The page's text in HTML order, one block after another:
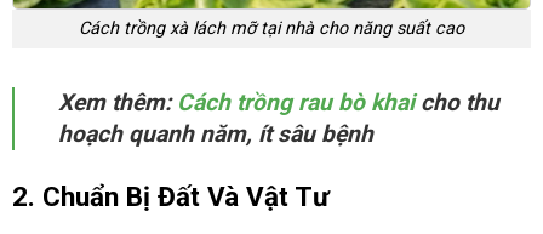
Cách trồng xà lách mỡ tại nhà cho năng suất cao
Xem thêm: Cách trồng rau bò khaicho thu
hoạch quanh năm, ít sâu bệnh
2. Chuẩn Bị Đất Và Vật Tư